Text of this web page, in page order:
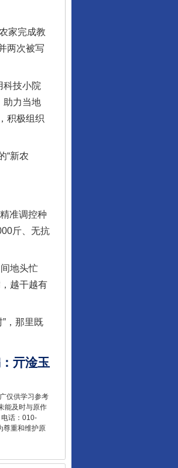
家完成教
两次被写
技小院
助力当地
积极组织
“新农
准调控种
斤、无抗
地头忙
越干越有
，那里既
： 亓淦玉
仅供学习参考
能及时与原作
话：010-
尊重和维护原
判无期